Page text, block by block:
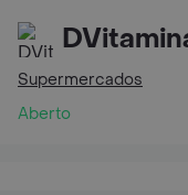
Supermercados
Aberto